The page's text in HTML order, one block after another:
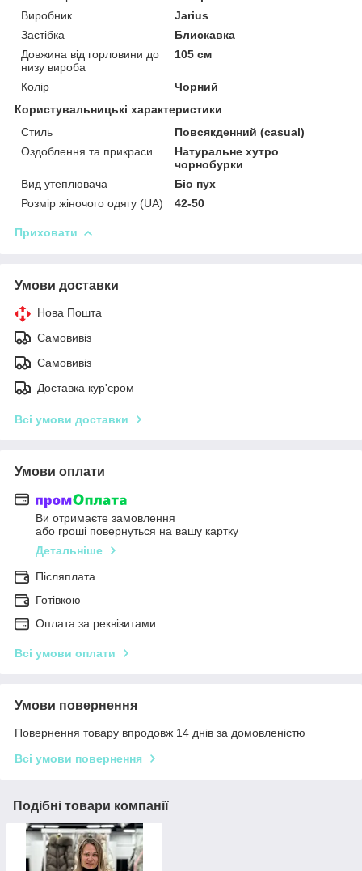
Виробник
Jarius
Застібка
Блискавка
Довжина від горловини до
низу вироба
105 см
Колір
Чорний
Користувальницькі характеристики
Стиль
Повсякденний (casual)
Оздоблення та прикраси
Натуральне хутро
чорнобурки
Вид утеплювача
Біо пух
Розмір жіночого одягу (UA)
42-50
Приховати
Умови доставки
Нова Пошта
Самовивіз
Самовивіз
Доставка кур'єром
Всі умови доставки
Умови оплати
Ви отримаєте замовлення
або гроші повернуться на вашу картку
Детальніше
Післяплата
Готівкою
Оплата за реквізитами
Всі умови оплати
Умови повернення
Повернення товару впродовж 14 днів за домовленістю
Всі умови повернення
Подібні товари компанії